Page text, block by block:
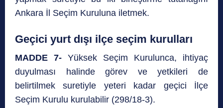
Ankara İl Seçim Kuruluna iletmek.
Geçici yurt dışı ilçe seçim kurulları
MADDE 7- Yüksek Seçim Kurulunca, ihtiyaç
duyulması halinde görev ve yetkileri de
belirtilmek suretiyle yeteri kadar geçici İlçe
Seçim Kurulu kurulabilir (298/18-3).